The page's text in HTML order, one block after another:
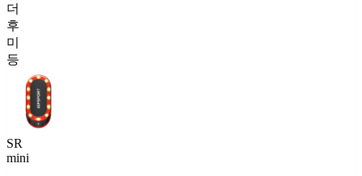
더
후
미
등
SR
mini